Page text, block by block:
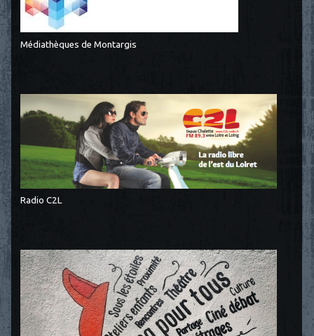
Médiathèques de Montargis
Radio C2L